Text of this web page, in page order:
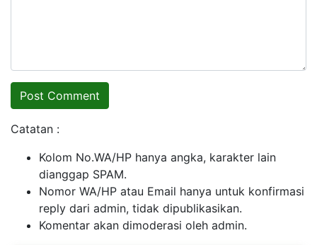
Catatan :
Kolom No.WA/HP hanya angka, karakter lain
dianggap SPAM.
Nomor WA/HP atau Email hanya untuk konfirmasi
reply dari admin, tidak dipublikasikan.
Komentar akan dimoderasi oleh admin.